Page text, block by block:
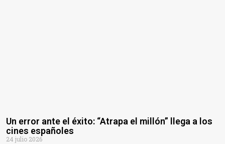
Un error ante el éxito: “Atrapa el millón” llega a los
cines españoles
24 julio 2026